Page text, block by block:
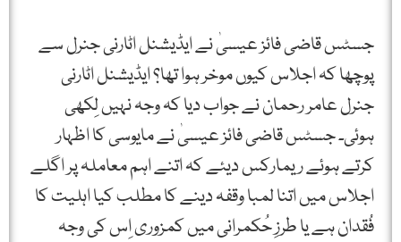
جسٹس قاضی فائز عیسیٰ نے ایڈیشنل اٹارنی جنرل سے
پوچھا کہ اجلاس کیوں موخر ہوا تھا؟ ایڈیشنل اٹارنی
جنرل عامر رحمان نے جواب دیا کہ وجہ نہیں لِکھی
ہوئی۔ جسٹس قاضی فائز عیسیٰ نے مایوسی کا اظہار
کرتے ہوئے ریمارکس دیئے کہ اتنے اہم معاملہ پر اگلے
اجلاس میں اتنا لمبا وقفہ دینے کا مطلب کیا اہلیت کا
فُقدان ہے یا طرزِ حُکمرانی میں کمزوری اِس کی وجہ